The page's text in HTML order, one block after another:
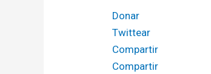
Donar
Twittear
Compartir
Compartir